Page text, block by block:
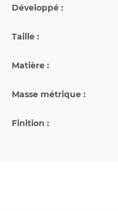
Développé :
Taille :
Matière :
Masse métrique :
Finition :